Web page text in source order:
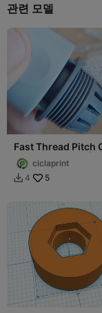
관련 모델
Fast Thread Pitch
(1mm - 2.5mm) |
Calibrador de
ciclaprint
 4 5